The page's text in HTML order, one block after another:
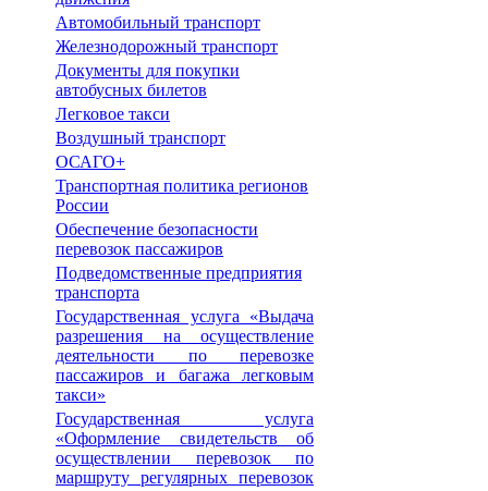
Автомобильный транспорт
Железнодорожный транспорт
Документы для покупки
автобусных билетов
Легковое такси
Воздушный транспорт
ОСАГО+
Транспортная политика регионов
России
Обеспечение безопасности
перевозок пассажиров
Подведомственные предприятия
транспорта
Государственная услуга «Выдача
разрешения на осуществление
деятельности по перевозке
пассажиров и багажа легковым
такси»
Государственная услуга
«Оформление свидетельств об
осуществлении перевозок по
маршруту регулярных перевозок